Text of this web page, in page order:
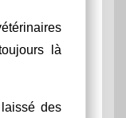
là
des